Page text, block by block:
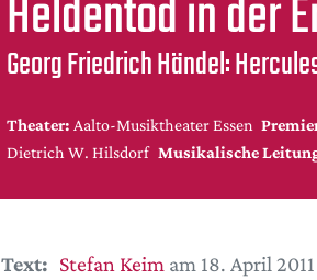
Heldentod in der
Georg Friedrich Händel:
Theater: Aalto-Musiktheater Essen
Dietrich W. Hilsdorf Musikalische
Text: Stefan Keim am 18. April 2011